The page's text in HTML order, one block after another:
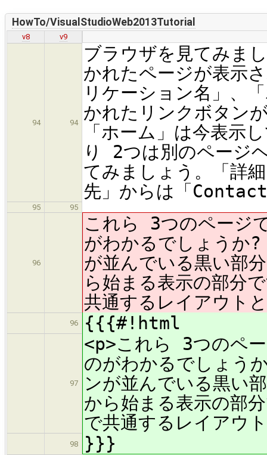
HowTo/VisualStudioWeb2013Tutorial
v8 v9
94 94
ブラウザを見てみま
かれたページが表示
リケーション名」、
かれたリンクボタン
「ホーム」は今表示
り 2つは別のページ
てみましょう。「詳
先」からは「
95 95
96
これら 3つのページ
がわかるでしょうか
が並んでいる黒い部
ら始まる表示の部分
共通するレイアウト
96 {{{#!html
97
<p>これら 3つのペ
のがわかるでしょう
ンが並んでいる黒い
から始まる表示の部
で共通するレイアウ
98 }}}